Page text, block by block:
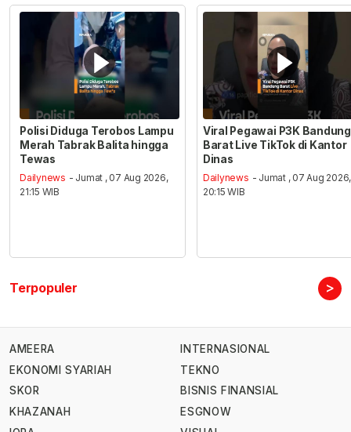
Polisi Diduga Terobos Lampu
Merah Tabrak Balita hingga
Tewas
Dailynews - Jumat , 07 Aug 2026,
21:15 WIB
Viral Pegawai P3K Bandung
Barat Live TikTok di Kantor
Dinas
Dailynews - Jumat , 07 Aug 2026,
20:15 WIB
Terpopuler >
AMEERA
EKONOMI SYARIAH
SKOR
KHAZANAH
INTERNASIONAL
TEKNO
BISNIS FINANSIAL
ESGNOW